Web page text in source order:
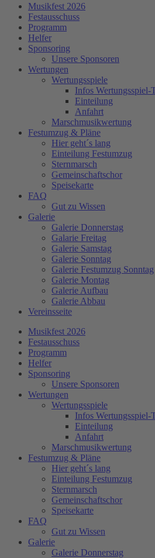
Musikfest 2026
Festausschuss
Programm
Helfer
Sponsoring
Unsere Sponsoren
Wertungen
Wertungsspiele
Infos Wertungsspiel-
Einteilung
Anfahrt
Marschmusikwertung
Festumzug & Pläne
Hier geht´s lang
Einteilung Festumzug
Sternmarsch
Gemeinschaftschor
Speisekarte
FAQ
Gut zu Wissen
Galerie
Galerie Donnerstag
Galarie Freitag
Galerie Samstag
Galerie Sonntag
Galerie Festumzug Sonntag
Galerie Montag
Galerie Aufbau
Galerie Abbau
Vereinsseite
Musikfest 2026
Festausschuss
Programm
Helfer
Sponsoring
Unsere Sponsoren
Wertungen
Wertungsspiele
Infos Wertungsspiel-
Einteilung
Anfahrt
Marschmusikwertung
Festumzug & Pläne
Hier geht´s lang
Einteilung Festumzug
Sternmarsch
Gemeinschaftschor
Speisekarte
FAQ
Gut zu Wissen
Galerie
Galerie Donnerstag